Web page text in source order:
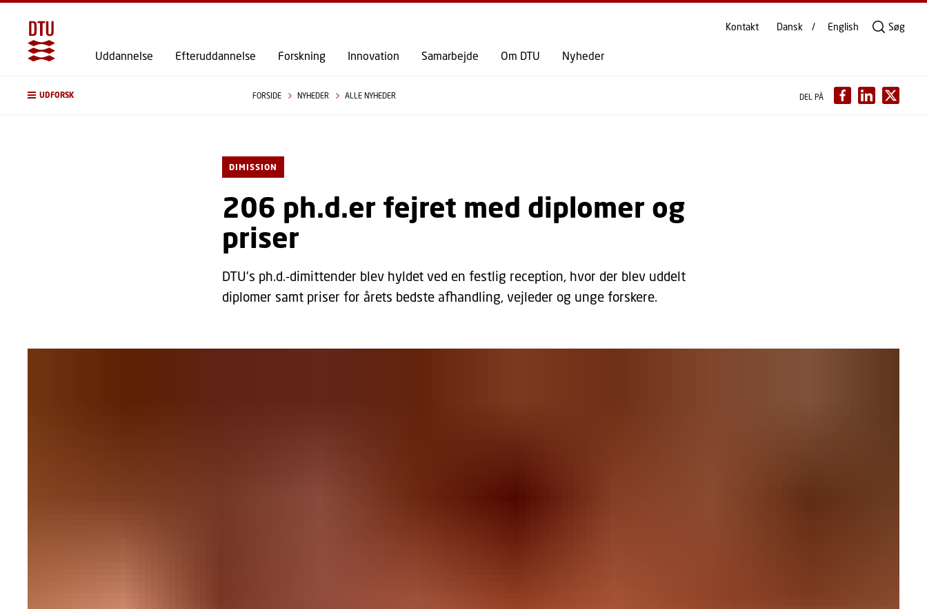
GÅ TIL PRIMÆRT INDHOLD (TRYK ENTER).
Uddannelse Efteruddannelse Forskning Innovation Samarbejde Om DTU Nyheder
Kontakt Dansk English Søg
UDFORSK FORSIDE NYHEDER ALLE NYHEDER DEL PÅ
DIMISSION
206 ph.d.er fejret med diplomer og
priser
DTU’s ph.d.-dimittender blev hyldet ved en festlig reception, hvor der blev uddelt
diplomer samt priser for årets bedste afhandling, vejleder og unge forskere.